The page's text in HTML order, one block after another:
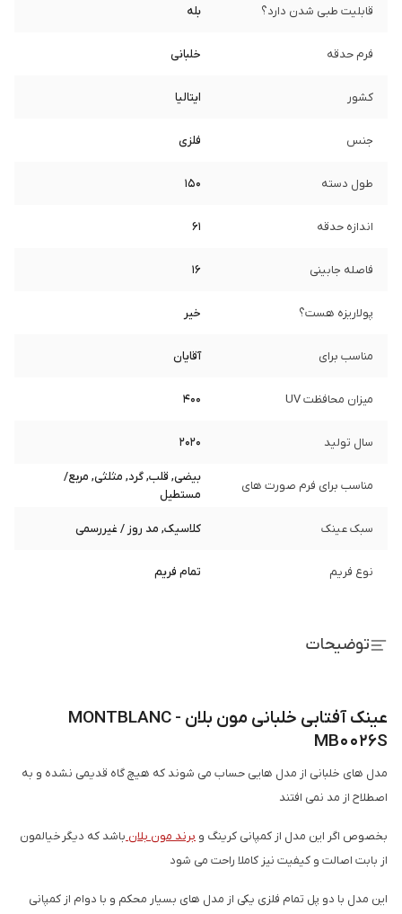
قابلیت طبی شدن دارد؟ بله
فرم حدقه خلبانی
کشور ایتالیا
جنس فلزی
طول دسته 150
اندازه حدقه 61
فاصله جابینی 16
پولاریزه هست؟ خیر
مناسب برای آقایان
میزان محافظت UV 400
سال تولید 2020
مناسب برای فرم صورت های
بیضی, قلب, گرد, مثلثی, مربع/
مستطیل
سبک عینک کلاسیک, مد روز / غیررسمی
نوع فریم تمام فریم
توضیحات
عینک آفتابی خلبانی مون بلان - MONTBLANC
MB0026S
مدل های خلبانی از مدل هایی حساب می شوند که هیچ گاه قدیمی نشده و به
اصطلاح از مد نمی افتند
بخصوص اگر این مدل از کمپانی کرینگ و برند مون بلان باشد که دیگر خیالمون
از بابت اصالت و کیفیت نیز کاملا راحت می شود
این مدل با دو پل تمام فلزی یکی از مدل های بسیار محکم و با دوام از کمپانی